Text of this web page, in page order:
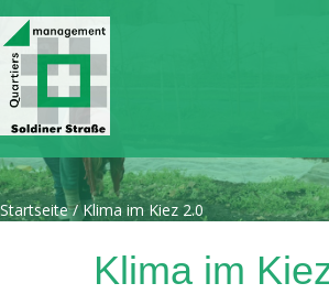
Startseite/Klima im Kiez 2.0
Klima im